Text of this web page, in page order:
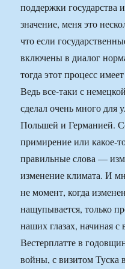
поддержки государства
значение, меня это
что если
включены в диалог
тогда этот процесс
Ведь все-таки с
сделал очень много
Польшей и Германией.
примирение или какое-
правильные слова —
изменение климата. И
не момент, когда
нащупывается, только
наших глазах, начиная с
Вестерплатте в
войны, с визитом Туска